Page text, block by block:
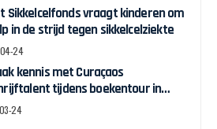
Sikkelcelfonds vraagt kinderen om
in de strijd tegen sikkelcelziekte
24
kennis met Curaçaos
tijdens boekentour in
24